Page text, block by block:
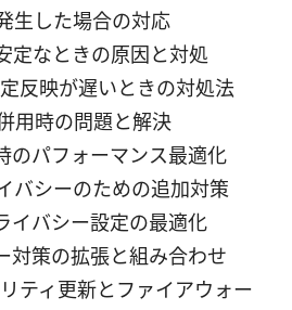
生した場合の対応
定なときの原因と対処
反映が遅いときの対処法
用時の問題と解決
のパフォーマンス最適化
バシーのための追加対策
イバシー設定の最適化
対策の拡張と組み合わせ
ティ更新とファイアウォー